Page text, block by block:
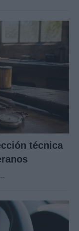
técnica